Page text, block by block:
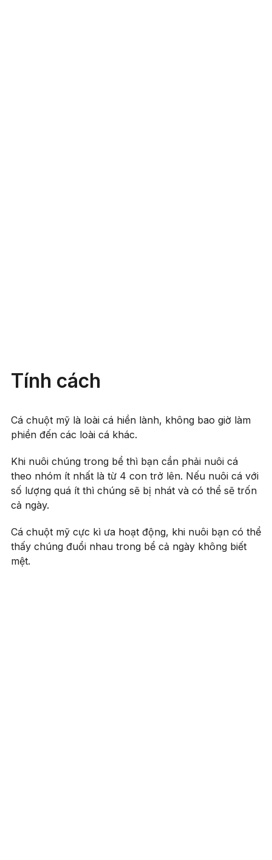
Tính cách
Cá chuột mỹ là loài cá hiền lành, không bao giờ làm
phiền đến các loài cá khác.
Khi nuôi chúng trong bể thì bạn cần phải nuôi cá
theo nhóm ít nhất là từ 4 con trở lên. Nếu nuôi cá với
số lượng quá ít thì chúng sẽ bị nhát và có thể sẽ trốn
cả ngày.
Cá chuột mỹ cực kì ưa hoạt động, khi nuôi bạn có thể
thấy chúng đuổi nhau trong bể cả ngày không biết
mệt.